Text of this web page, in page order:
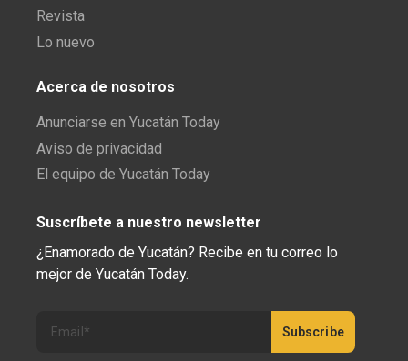
Revista
Lo nuevo
Acerca de nosotros
Anunciarse en Yucatán Today
Aviso de privacidad
El equipo de Yucatán Today
Suscríbete a nuestro newsletter
¿Enamorado de Yucatán? Recibe en tu correo lo
mejor de Yucatán Today.